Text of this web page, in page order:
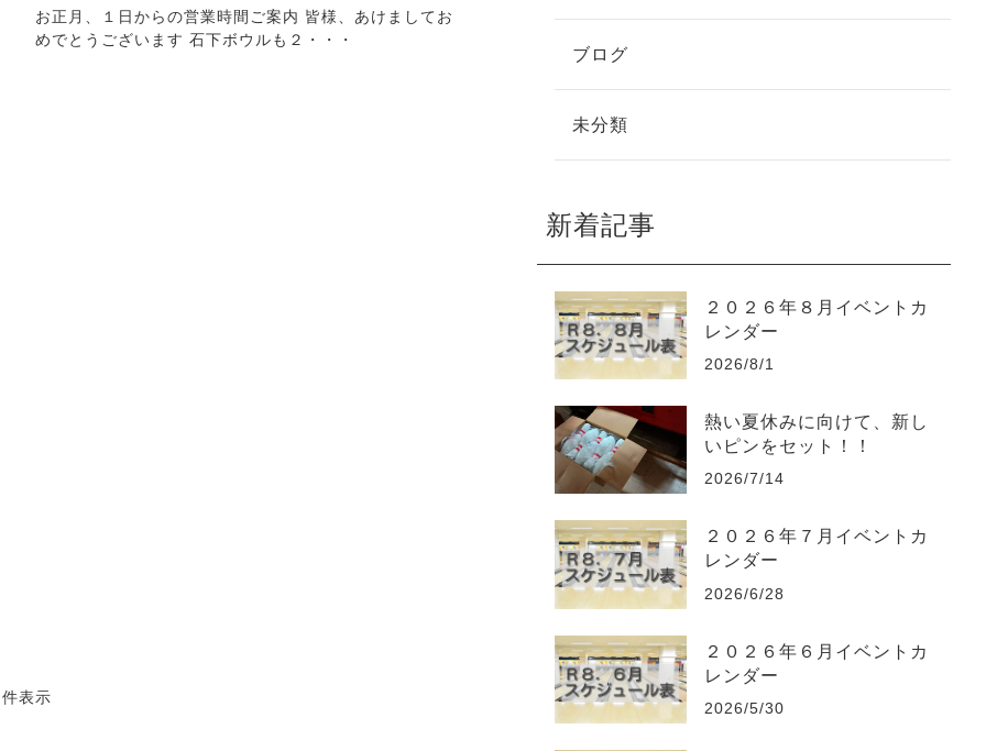
お正月、１日からの営業時間ご案内 皆様、あけましてお
めでとうございます 石下ボウルも２・・・
表示
ブログ
未分類
新着記事
２０２６年８月イベントカ
レンダー
2026/8/1
熱い夏休みに向けて、新し
いピンをセット！！
2026/7/14
２０２６年７月イベントカ
レンダー
2026/6/28
２０２６年６月イベントカ
レンダー
2026/5/30